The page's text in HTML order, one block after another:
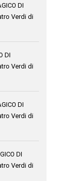
DI
Verdi di
DI
Verdi di
DI
Verdi di
DI
Verdi di